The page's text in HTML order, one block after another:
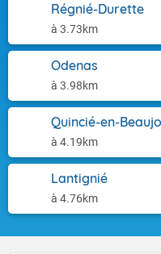
Régnié-Durette
à 3.73km
Odenas
à 3.98km
Quincié-en-
à 4.19km
Lantignié
à 4.76km